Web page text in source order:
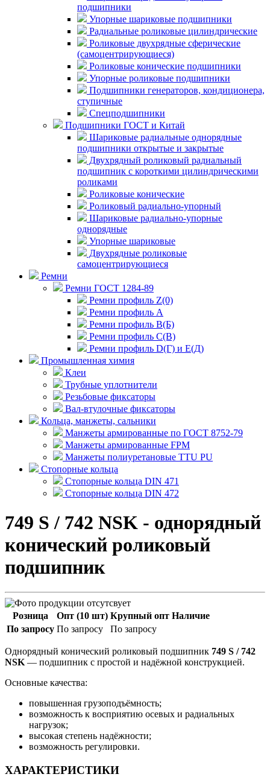
подшипники
Упорные шариковые подшипники
Радиальные роликовые цилиндрические
Роликовые двухрядные сферические
(самоцентрирующиеся)
Роликовые конические подшипники
Упорные роликовые подшипники
Подшипники генераторов, кондиционера,
ступичные
Спецподшипники
Подшипники ГОСТ и Китай
Шариковые радиальные однорядные
подшипники открытые и закрытые
Двухрядный роликовый радиальный
подшипник с короткими цилиндрическими
роликами
Роликовые конические
Роликовый радиально-упорный
Шариковые радиально-упорные
однорядные
Упорные шариковые
Двухрядные роликовые
самоцентрирующиеся
Ремни
Ремни ГОСТ 1284-89
Ремни профиль Z(0)
Ремни профиль А
Ремни профиль В(Б)
Ремни профиль С(В)
Ремни профиль D(Г) и E(Д)
Промышленная химия
Клеи
Трубные уплотнители
Резьбовые фиксаторы
Вал-втулочные фиксаторы
Кольца, манжеты, сальники
Манжеты армированные по ГОСТ 8752-79
Манжеты армированные FPM
Манжеты полиуретановые TTU PU
Стопорные кольца
Стопорные кольца DIN 471
Стопорные кольца DIN 472
749 S / 742 NSK - однорядный
конический роликовый
подшипник
Розница Опт (10 шт) Крупный опт Наличие
По запросу По запросу По запросу
Однорядный конический роликовый подшипник 749 S / 742
NSK — подшипник с простой и надёжной конструкцией.
Основные качества:
повышенная грузоподъёмность;
возможность к восприятию осевых и радиальных
нагрузок;
высокая степень надёжности;
возможность регулировки.
ХАРАКТЕРИСТИКИ